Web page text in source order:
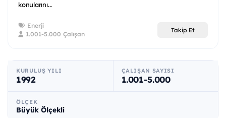
konularını...
Enerji
1.001-5.000 Çalışan
Takip Et
KURULUŞ YILI
1992
ÇALIŞAN SAYISI
1.001-5.000
ÖLÇEK
Büyük Ölçekli